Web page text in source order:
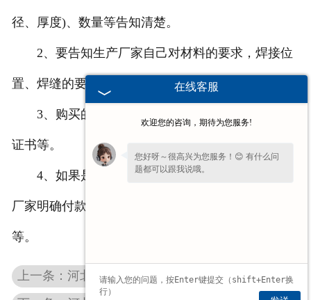
径、厚度)、数量等告知清楚。
2、要告知生产厂家自己对材料的要求，焊接位
置、焊缝的要求等。
3、购买的时候要查看其相关的生产资料、合格
证书等。
4、如果是通过互联网进行的购买，消费者要和
厂家明确付款方式、交货地点、邮寄方式、售后服务
等。
上一条：河北半球型封头
在线客服
欢迎您的咨询，期待为您服务!
您好呀～很高兴为您服务！😊 有什么问
题都可以跟我说哦。